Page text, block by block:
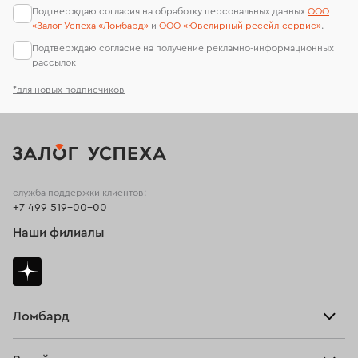
*для новых подписчиков
Подтверждаю согласия на обработку персональных данных ООО
«Залог Успеха «Ломбард» и ООО «Ювелирный ресейл-сервиc».
Подтверждаю согласие на получение рекламно-информационных
рассылок
Ломбард
служба поддержки клиентов:
+7 499 519-00-00
Наши филиалы